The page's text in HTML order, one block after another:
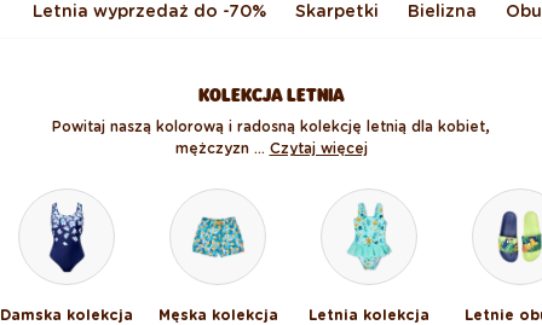
Letnia wyprzedaż do -70% Skarpetki Bielizna
KOLEKCJA LETNIA
Powitaj naszą kolorową i radosną kolekcję letnią dla kobiet,
mężczyzn ... Czytaj więcej
Damska kolekcja
Męska kolekcja
Letnia kolekcja
Letnie